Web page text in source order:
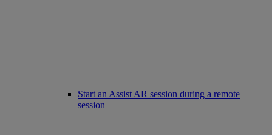
Start an Assist AR session during a remote
session